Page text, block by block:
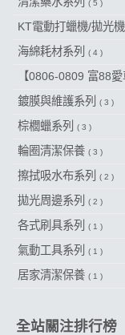
( 5 )
KT電動打蠟機/拋光機
海綿耗材系列 ( 4 )
【0806-0809 富88
鍍膜與維護系列 ( 3 )
棕櫚蠟系列 ( 3 )
輪圈清潔保養 ( 3 )
擦拭吸水布系列 ( 2 )
拋光周邊系列 ( 2 )
各式刷具系列 ( 1 )
氣動工具系列 ( 1 )
居家清潔保養 ( 1 )
全站關注排行榜